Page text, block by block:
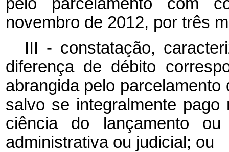
novembro de 2012, por três
III - constatação,
diferença de débito
abrangida pelo
salvo se integralmente
ciência do lançamento
administrativa ou judicial; ou